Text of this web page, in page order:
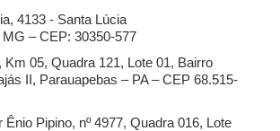
4133 - Santa Lúcia
– CEP: 30350-577
Km 05, Quadra 121, Lote 01, Bairro
II, Parauapebas – PA – CEP 68.515-
Ênio Pipino, nº 4977, Quadra 016, Lote